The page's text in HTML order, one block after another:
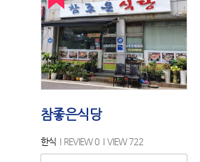
참좋은식당
한식 REVIEW 0 VIEW 722